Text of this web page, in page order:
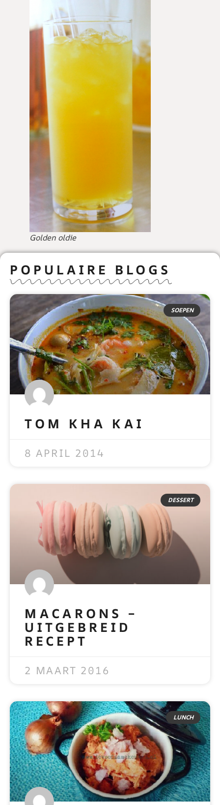
Golden oldie
POPULAIRE BLOGS
SOEPEN
TOM KHA KAI
8 APRIL 2014
DESSERT
MACARONS –
UITGEBREID
RECEPT
2 MAART 2016
LUNCH